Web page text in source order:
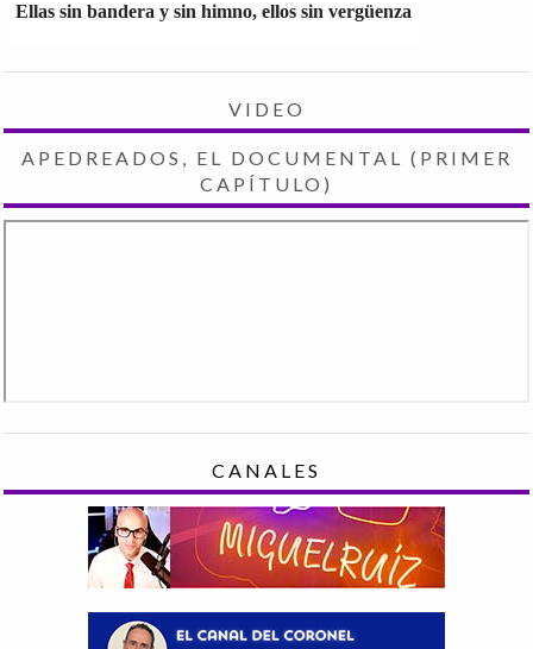
Ellas sin bandera y sin himno, ellos sin vergüenza
VIDEO
APEDREADOS, EL DOCUMENTAL (PRIMER
CAPÍTULO)
CANALES